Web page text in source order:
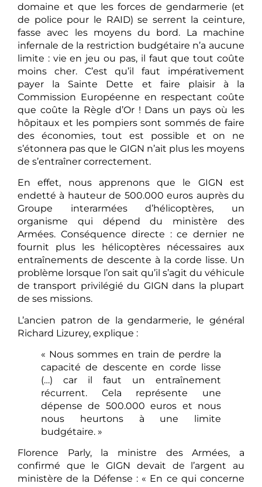
domaine et que les forces de gendarmerie (et
de police pour le RAID) se serrent la ceinture,
fasse avec les moyens du bord. La machine
infernale de la restriction budgétaire n’a aucune
limite : vie en jeu ou pas, il faut que tout coûte
moins cher. C’est qu’il faut impérativement
payer la Sainte Dette et faire plaisir à la
Commission Européenne en respectant coûte
que coûte la Règle d’Or ! Dans un pays où les
hôpitaux et les pompiers sont sommés de faire
des économies, tout est possible et on ne
s’étonnera pas que le GIGN n’ait plus les moyens
de s’entraîner correctement.
En effet, nous apprenons que le GIGN est
endetté à hauteur de 500.000 euros auprès du
Groupe interarmées d’hélicoptères, un
organisme qui dépend du ministère des
Armées. Conséquence directe : ce dernier ne
fournit plus les hélicoptères nécessaires aux
entraînements de descente à la corde lisse. Un
problème lorsque l’on sait qu’il s’agit du véhicule
de transport privilégié du GIGN dans la plupart
de ses missions.
L’ancien patron de la gendarmerie, le général
Richard Lizurey, explique :
« Nous sommes en train de perdre la
capacité de descente en corde lisse
(…) car il faut un entraînement
récurrent. Cela représente une
dépense de 500.000 euros et nous
nous heurtons à une limite
budgétaire. »
Florence Parly, la ministre des Armées, a
confirmé que le GIGN devait de l’argent au
ministère de la Défense : « En ce qui concerne